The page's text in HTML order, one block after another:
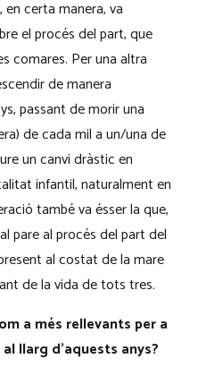
certa manera, va
el procés del part, que
comares. Per una altra
de manera
passant de morir una
de cada mil a un/una de
un canvi dràstic en
infantil, naturalment en
també va ésser la que,
pare al procés del part del
al costat de la mare
de la vida de tots tres.
a més rellevants per a
llarg d’aquests anys?